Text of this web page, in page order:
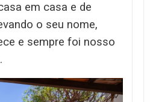
em casa e de
o seu nome,
e sempre foi nosso